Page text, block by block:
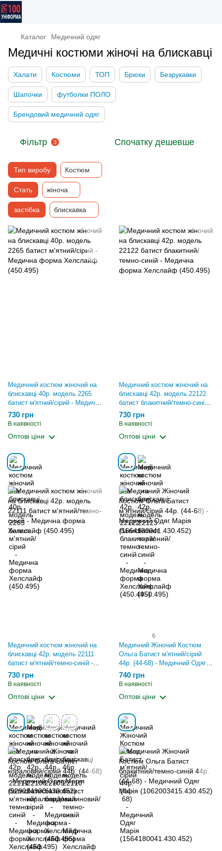
Каталог Медичний одяг
Медичні костюми жіночі на блискавці
Халати Костюми ТОП Брюки Безрукавки
Шапочки футболки ПОЛО
Брендовий медичний одяг
Фільтр 3 Спочатку дешевше
Тип виробу Костюм
Стать жіноча
застібка блискавка
Медичний костюм жіночий на
блискавці 40р. модель 2265
батист м'ятний/сірий - Медична
форма Хелслайф (450.495)
730 грн
В наявності
Оптові ціни
Медичний костюм жіночий на
блискавці 42р. модель 22122
батист блакитний/темно-синій -
Медична форма Хелслайф
(450.495)
730 грн
В наявності
Оптові ціни
Медичний костюм жіночий на
блискавці 42р. модель 22111
батист м'ятний/темно-синій -
Медична форма Хелслайф
(450.495)
730 грн
В наявності
Оптові ціни
6
Медичний Жіночий Костюм
Ольга Батист м'ятний/сірий
44р. (44-68) - Медичний Одяг
Марія (1564180041.430.452)
740 грн
В наявності
Оптові ціни